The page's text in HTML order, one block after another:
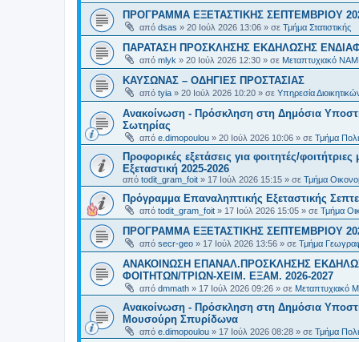
ΠΡΟΓΡΑΜΜΑ ΕΞΕΤΑΣΤΙΚΗΣ ΣΕΠΤΕΜΒΡΙΟΥ
από dsas » 20 Ιούλ 2026 13:06 » σε Τμήμα Στατιστικής
ΠΑΡΑΤΑΣΗ ΠΡΟΣΚΛΗΣΗΣ ΕΚΔΗΛΩΣΗΣ
από mlyk » 20 Ιούλ 2026 12:30 » σε Μεταπτυχιακό
ΚΑΥΣΩΝΑΣ – ΟΔΗΓΙΕΣ ΠΡΟΣΤΑΣΙΑΣ
από tyia » 20 Ιούλ 2026 10:20 » σε Υπηρεσία
Ανακοίνωση - Πρόσκληση στη Δημόσια
Σωτηρίας
από e.dimopoulou » 20 Ιούλ 2026 10:06 » σε Τμήμα
Προφορικές εξετάσεις για φοιτητές/
Εξεταστική 2025-2026
από todit_gram_foit » 17 Ιούλ 2026 15:15 » σε Τμήμα
Πρόγραμμα Επαναληπτικής Εξεταστικής
από todit_gram_foit » 17 Ιούλ 2026 15:05 » σε Τμήμα
ΠΡΟΓΡΑΜΜΑ ΕΞΕΤΑΣΤΙΚΗΣ ΣΕΠΤΕΜΒΡΙΟΥ
από secr-geo » 17 Ιούλ 2026 13:56 » σε Τμήμα
ΑΝΑΚΟΙΝΩΣΗ ΕΠΑΝΑΛ.ΠΡΟΣΚΛΗΣΗΣ
ΦΟΙΤΗΤΩΝ/ΤΡΙΩΝ-ΧΕΙΜ. ΕΞΑΜ. 2026-2027
από dmmath » 17 Ιούλ 2026 09:26 » σε Μεταπτυχιακό
Ανακοίνωση - Πρόσκληση στη Δημόσια
Μουσούρη Σπυρίδωνα
από e.dimopoulou » 17 Ιούλ 2026 08:28 » σε Τμήμα